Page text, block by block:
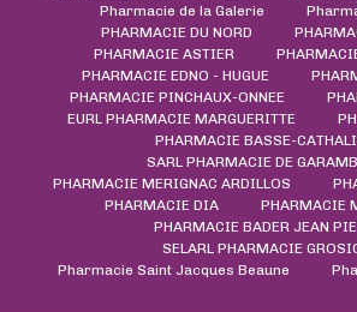
Pharmacie de la Galerie
PHARMACIE DU NORD
PHARMACIE ASTIER
PHARMACIE EDNO - HUGUE
PHARMACIE PINCHAUX-ONNEE
EURL PHARMACIE MARGUERITTE
PHARMACIE BASSE-
SARL PHARMACIE DE
PHARMACIE MERIGNAC ARDILLOS
PHARMACIE DIA
PHARMACIE
PHARMACIE BADER JEAN
SELARL PHARMACIE
Pharmacie Saint Jacques Beaune